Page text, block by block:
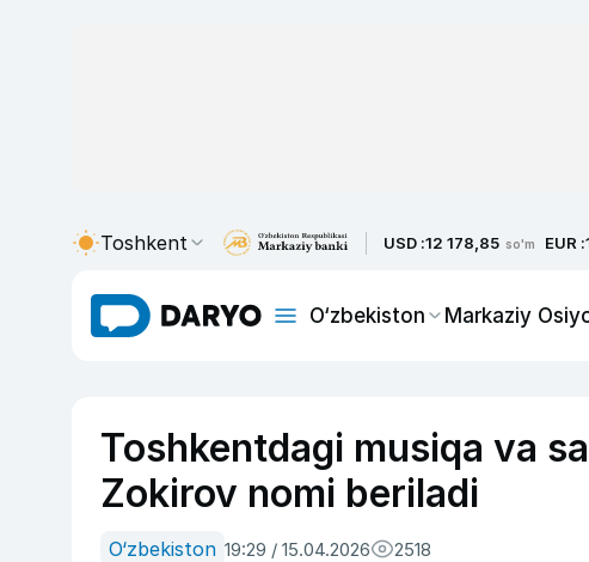
Toshkent USD :12 178,85 so'm EUR :
O‘zbekiston Markaziy
Toshkentdagi musiqa va
Zokirov nomi beriladi
O‘zbekiston 19:29 / 15.04.2026 2518